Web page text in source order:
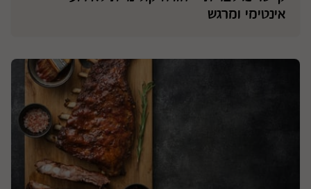
אינטימי ומרגש